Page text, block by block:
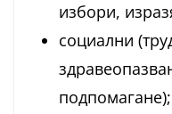
избори,
социални
подпомагане);